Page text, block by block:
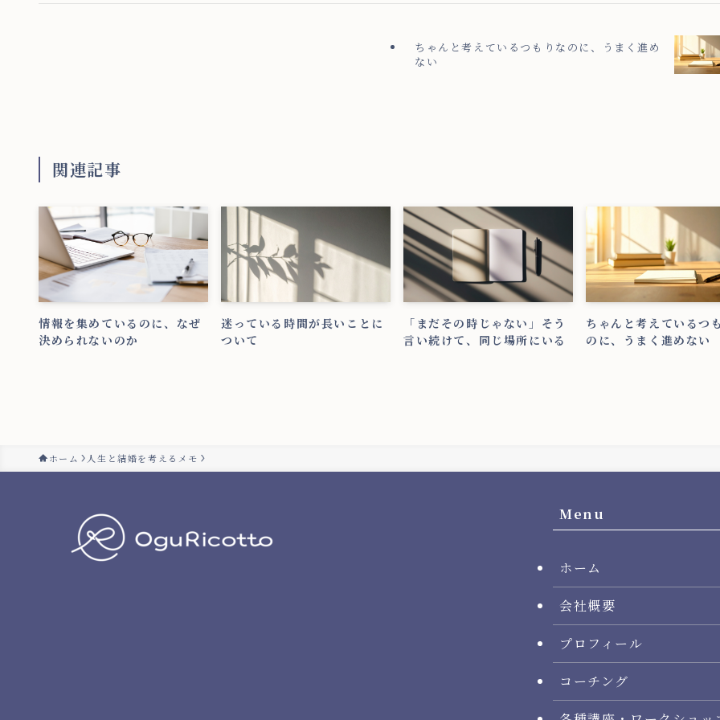
ちゃんと考えているつもりなのに、うまく進め
ない
関連記事
情報を集めているのに、なぜ
決められないのか
迷っている時間が長いことに
ついて
「まだその時じゃない」そう
言い続けて、同じ場所にいる
ちゃんと考えているつ
のに、うまく進めない
ホーム 人生と結婚を考えるメモ
Menu
ホーム
会社概要
プロフィール
コーチング